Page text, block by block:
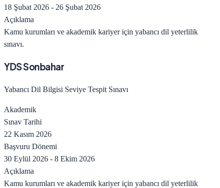
18 Şubat 2026 - 26 Şubat 2026
Açıklama
Kamu kurumları ve akademik kariyer için yabancı dil yeterlilik
sınavı.
YDS Sonbahar
Yabancı Dil Bilgisi Seviye Tespit Sınavı
Akademik
Sınav Tarihi
22 Kasım 2026
Başvuru Dönemi
30 Eylül 2026 - 8 Ekim 2026
Açıklama
Kamu kurumları ve akademik kariyer için yabancı dil yeterlilik